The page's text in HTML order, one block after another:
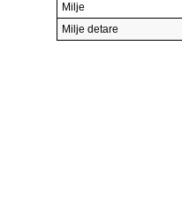
Milje
Milje detare